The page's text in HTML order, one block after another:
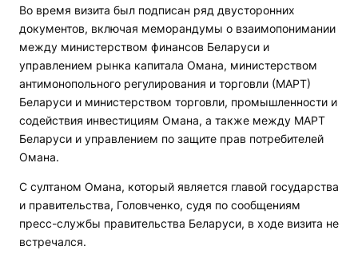
Во время визита был подписан ряд двусторонних
документов, включая меморандумы о взаимопонимании
между министерством финансов Беларуси и
управлением рынка капитала Омана, министерством
антимонопольного регулирования и торговли (МАРТ)
Беларуси и министерством торговли, промышленности и
содействия инвестициям Омана, а также между МАРТ
Беларуси и управлением по защите прав потребителей
Омана.
С султаном Омана, который является главой государства
и правительства, Головченко, судя по сообщениям
пресс-службы правительства Беларуси, в ходе визита не
встречался.